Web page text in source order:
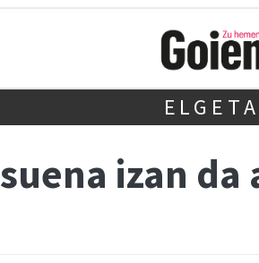
ELGETA
izan da